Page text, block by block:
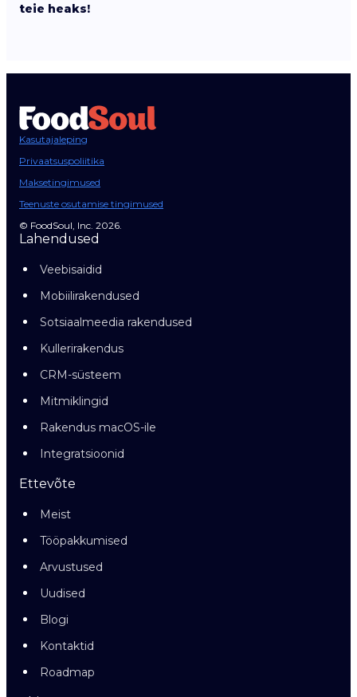
teie heaks!
Kasutajaleping
Privaatsuspoliitika
Maksetingimused
Teenuste osutamise tingimused
© FoodSoul, Inc. 2026.
Lahendused
Veebisaidid
Mobiilirakendused
Sotsiaalmeedia rakendused
Kullerirakendus
CRM-süsteem
Mitmiklingid
Rakendus macOS-ile
Integratsioonid
Ettevõte
Meist
Tööpakkumised
Arvustused
Uudised
Blogi
Kontaktid
Roadmap